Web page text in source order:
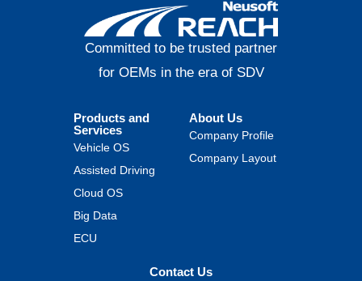
Committed to be trusted partner
for OEMs in the era of SDV
Products and
Services
Vehicle OS
Assisted Driving
Cloud OS
Big Data
ECU
About Us
Company Profile
Company Layout
Contact Us